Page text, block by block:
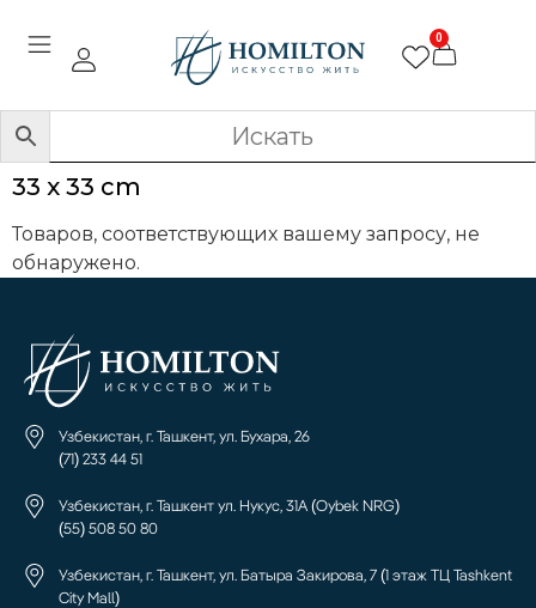
0
33 x 33 cm
Товаров, соответствующих вашему запросу, не
обнаружено.
Узбекистан, г. Ташкент, ул. Бухара, 26
(71) 233 44 51
Узбекистан, г. Ташкент ул. Нукус, 31А (Oybek NRG)
(55) 508 50 80
Узбекистан, г. Ташкент, ул. Батыра Закирова, 7 (1 этаж ТЦ Tashkent
City Mall)